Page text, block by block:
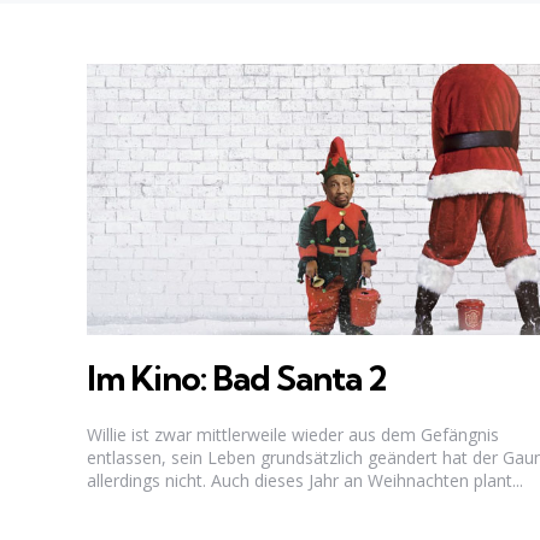
Im Kino: Bad Santa 2
Willie ist zwar mittlerweile wieder aus dem Gefängnis
entlassen, sein Leben grundsätzlich geändert hat der
allerdings nicht. Auch dieses Jahr an Weihnachten plant...